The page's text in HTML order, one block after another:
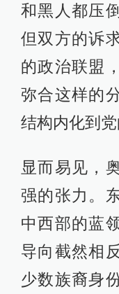
和黑人都压
但双方的诉
的政治联盟
弥合这样的
结构内化到党
显而易见，
强的张力。
中西部的蓝
导向截然相
少数族裔身